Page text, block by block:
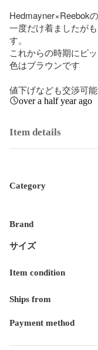
Hedmayner×Reebok
一度だけ着ましたが
す。
これからの時期にピ
色はブラウンです
値下げなども交渉可
over a half year ago
Item details
Category
Brand
サイズ
Item condition
Ships from
Payment method